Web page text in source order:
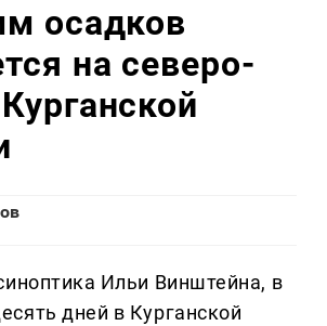
осадков
на северо-
Ильи Винштейна, в
дней в Курганской